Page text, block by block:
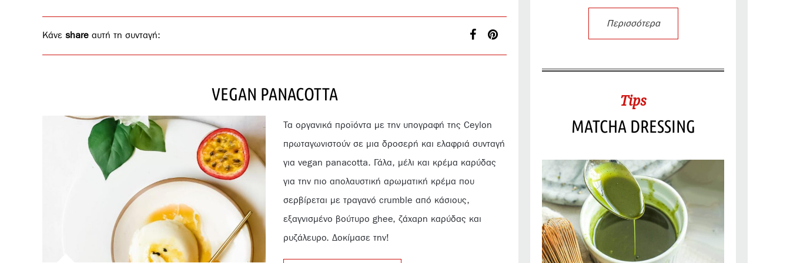
Κάνε share αυτή τη συνταγή:
VEGAN PANACOTTA
Τα οργανικά προϊόντα με την υπογραφή της Ceylon
πρωταγωνιστούν σε μια δροσερή και ελαφριά συνταγή
για vegan panacotta. Γάλα, μέλι και κρέμα καρύδας
για την πιο απολαυστική αρωματική κρέμα που
σερβίρεται με τραγανό crumble από κάσιους,
εξαγνισμένο βούτυρο ghee, ζάχαρη καρύδας και
ρυζάλευρο. Δοκίμασε την!
Περισσότερα
Tips
MATCHA DRESSING